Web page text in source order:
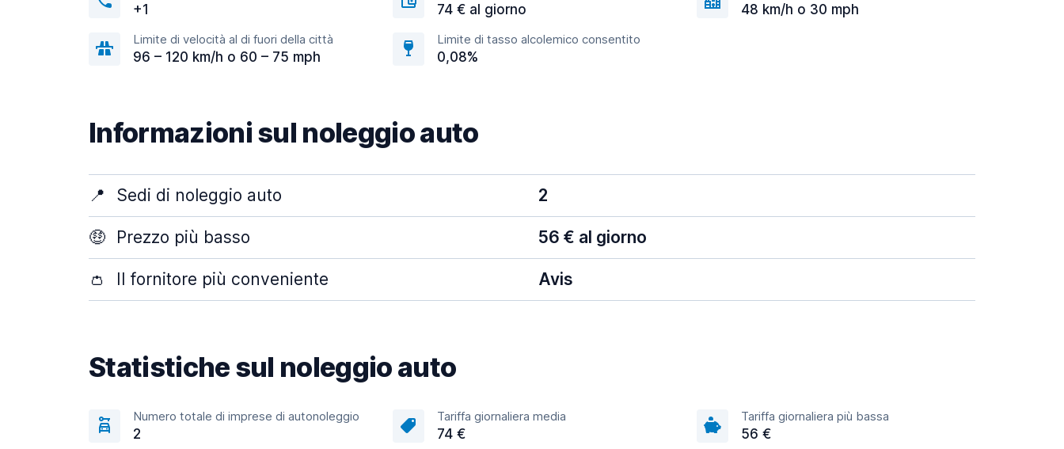
+1 74 € al giorno 48 km/h o 30 mph
Limite di velocità al di fuori della città
96 – 120 km/h o 60 – 75 mph
Limite di tasso alcolemico consentito
0,08%
Informazioni sul noleggio auto
📍 Sedi di noleggio auto 2
🤑 Prezzo più basso 56 € al giorno
👛 Il fornitore più conveniente Avis
Statistiche sul noleggio auto
Numero totale di imprese di autonoleggio
2
Tariffa giornaliera media
74 €
Tariffa giornaliera più bassa
56 €